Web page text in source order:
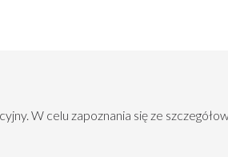
W celu zapoznania się ze